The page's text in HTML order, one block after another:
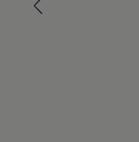
Mehr zu